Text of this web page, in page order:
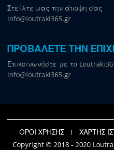
Στείλτε μας την άποψη σας
info@loutraki365.gr
ΠΡΟΒΑΛΕΤΕ ΤΗΝ
Επικοινωνήστε με το
info@loutraki365.gr
ΟΡΟΙ ΧΡΗΣΗΣ
ΧΑΡΤΗΣ
Copyright © 2018 - 2020